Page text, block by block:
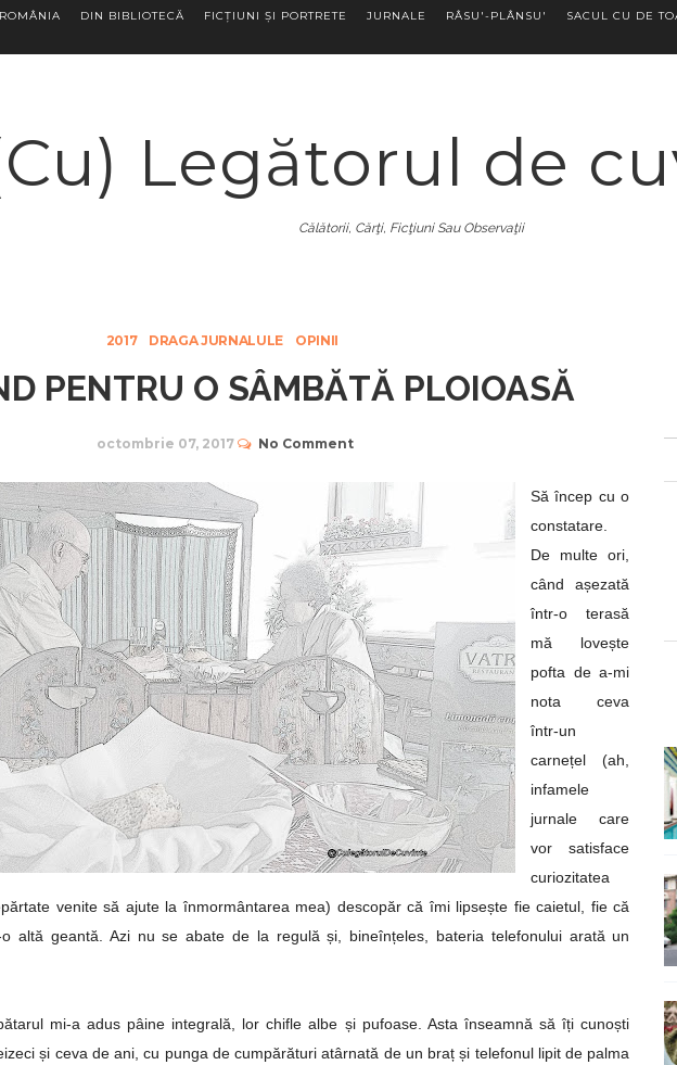
ROMÂNIA DIN BIBLIOTECĂ FICȚIUNI ȘI PORTRETE JURNALE RÂSU'-PLÂNSU' SACUL CU DE
Legătorul de
Călătorii, Cărţi, Ficţiuni Sau Observaţii
2017 DRAGA JURNALULE OPINII
PENTRU O SÂMBĂTĂ PLOIOASĂ
octombrie 07, 2017 No Comment
Să încep cu o
constatare.
De multe ori,
când așezată
într-o terasă
mă lovește
pofta de a-mi
nota ceva
într-un
carnețel (ah,
infamele
jurnale care
vor satisface
curiozitatea
venite să ajute la înmormântarea mea) descopăr că îmi lipsește fie caietul, fie că
altă geantă. Azi nu se abate de la regulă și, bineînțeles, bateria telefonului arată un
mi-a adus pâine integrală, lor chifle albe și pufoase. Asta înseamnă să îți cunoști
și ceva de ani, cu punga de cumpărături atârnată de un braț și telefonul lipit de palma